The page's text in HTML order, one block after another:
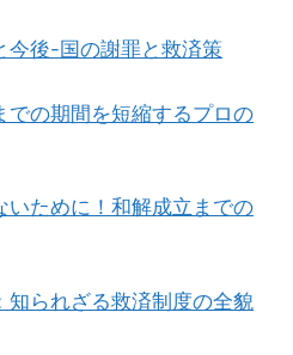
今後-国の謝罪と救済策
での期間を短縮するプロの
いために！和解成立までの
知られざる救済制度の全貌